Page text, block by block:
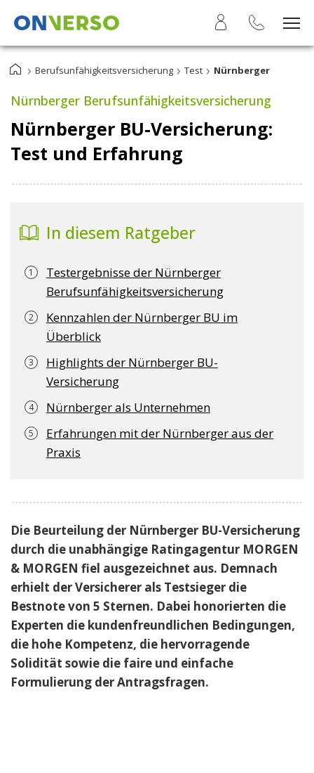
› Berufsunfähigkeitsversicherung › Test › Nürnberger
Nürnberger Berufsunfähigkeitsversicherung
Nürnberger BU-Versicherung:
Test und Erfahrung
In diesem Ratgeber
Testergebnisse der Nürnberger
Berufsunfähigkeitsversicherung
Kennzahlen der Nürnberger BU im
Überblick
Highlights der Nürnberger BU-
Versicherung
Nürnberger als Unternehmen
Erfahrungen mit der Nürnberger aus der
Praxis
Die Beurteilung der Nürnberger BU-Versicherung
durch die unabhängige Ratingagentur MORGEN
& MORGEN fiel ausgezeichnet aus. Demnach
erhielt der Versicherer als Testsieger die
Bestnote von 5 Sternen. Dabei honorierten die
Experten die kundenfreundlichen Bedingungen,
die hohe Kompetenz, die hervorragende
Solidität sowie die faire und einfache
Formulierung der Antragsfragen.